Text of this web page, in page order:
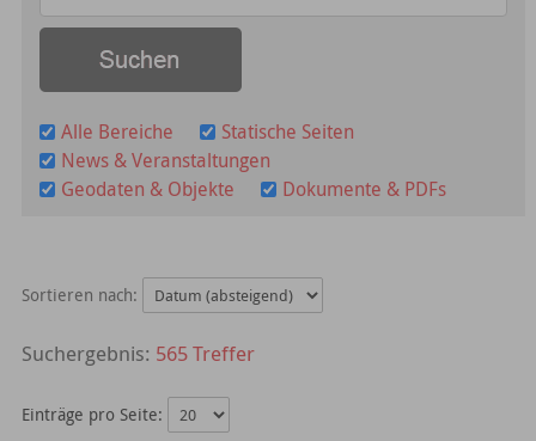
Alle Bereiche
Statische Seiten
News & Veranstaltungen
Geodaten & Objekte
Dokumente & PDFs
Sortieren nach:
565 Treffer
Einträge pro Seite: